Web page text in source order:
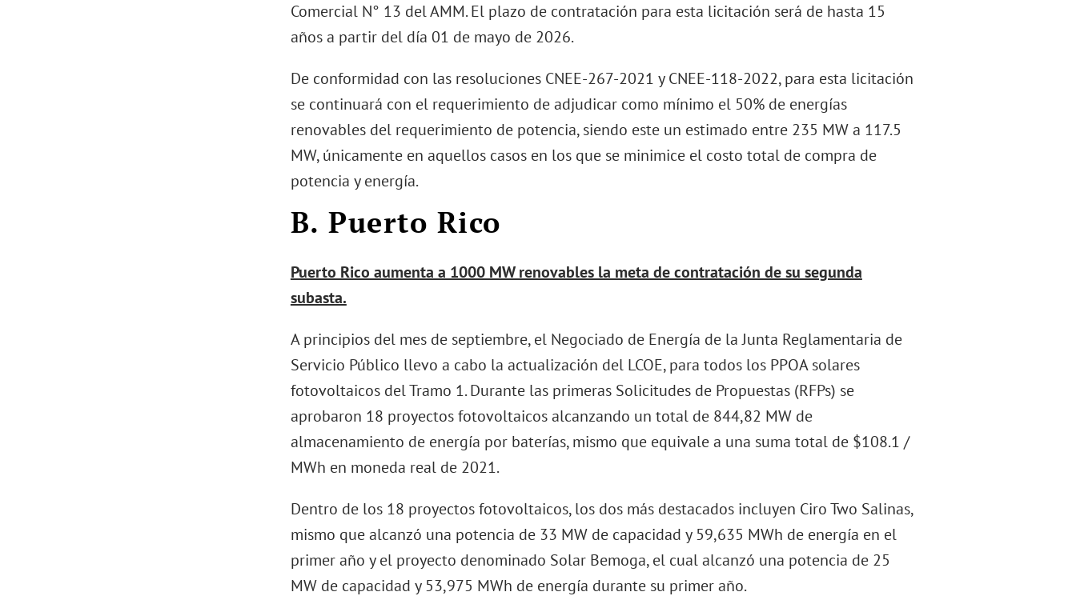
Comercial N° 13 del AMM. El plazo de contratación para esta licitación será de hasta 15
años a partir del día 01 de mayo de 2026.
De conformidad con las resoluciones CNEE-267-2021 y CNEE-118-2022, para esta licitación
se continuará con el requerimiento de adjudicar como mínimo el 50% de energías
renovables del requerimiento de potencia, siendo este un estimado entre 235 MW a 117.5
MW, únicamente en aquellos casos en los que se minimice el costo total de compra de
potencia y energía.
B. Puerto Rico
Puerto Rico aumenta a 1000 MW renovables la meta de contratación de su segunda
subasta.
A principios del mes de septiembre, el Negociado de Energía de la Junta Reglamentaria de
Servicio Público llevo a cabo la actualización del LCOE, para todos los PPOA solares
fotovoltaicos del Tramo 1. Durante las primeras Solicitudes de Propuestas (RFPs) se
aprobaron 18 proyectos fotovoltaicos alcanzando un total de 844,82 MW de
almacenamiento de energía por baterías, mismo que equivale a una suma total de $108.1 /
MWh en moneda real de 2021.
Dentro de los 18 proyectos fotovoltaicos, los dos más destacados incluyen Ciro Two Salinas,
mismo que alcanzó una potencia de 33 MW de capacidad y 59,635 MWh de energía en el
primer año y el proyecto denominado Solar Bemoga, el cual alcanzó una potencia de 25
MW de capacidad y 53,975 MWh de energía durante su primer año.